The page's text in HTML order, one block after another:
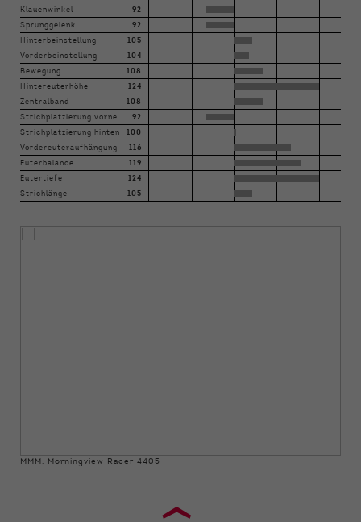
Klauenwinkel 92
Sprunggelenk 92
Hinterbeinstellung 105
Vorderbeinstellung 104
Bewegung 108
Hintereuterhöhe 124
Zentralband 108
Strichplatzierung vorne 92
Strichplatzierung hinten 100
Vordereuteraufhängung 116
Euterbalance 119
Eutertiefe 124
Strichlänge 105
MMM: Morningview Racer 4405
›